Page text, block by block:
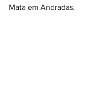
Mata em Andradas.